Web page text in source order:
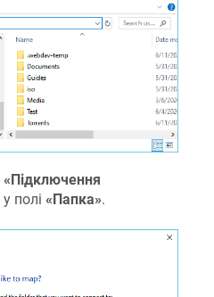
«Підключення
у полі «Папка».